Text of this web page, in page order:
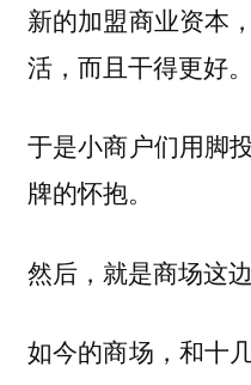
新的加盟商业资本
活，而且干得更好。
于是小商户们用脚
牌的怀抱。
然后，就是商场这边
如今的商场，和十